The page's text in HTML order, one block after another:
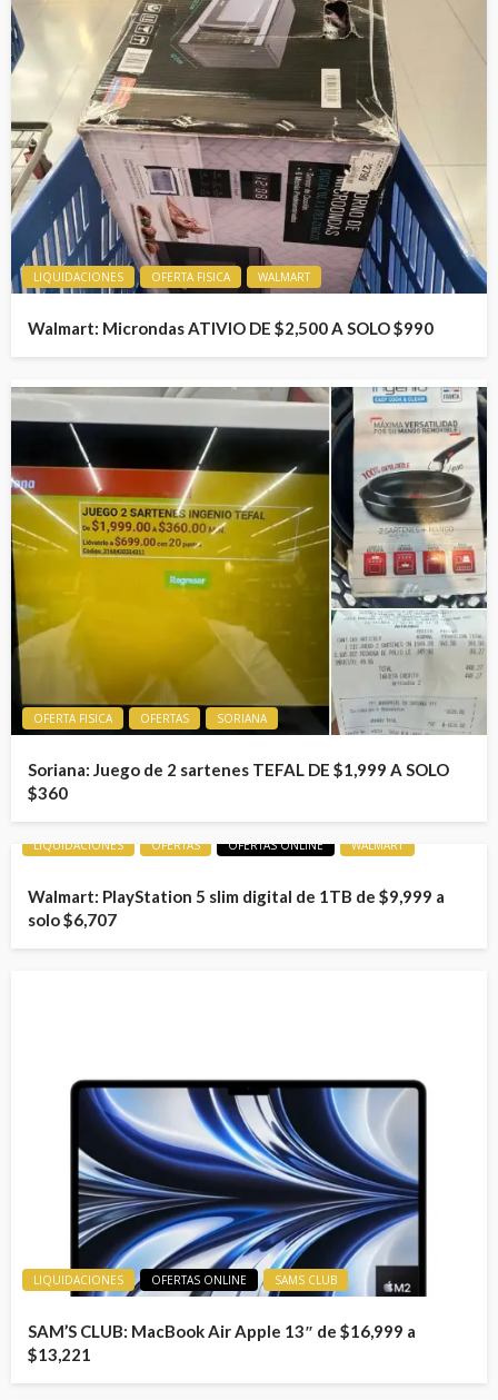
LIQUIDACIONES OFERTA FISICA WALMART
Walmart: Microndas ATIVIO DE $2,500 A SOLO $990
OFERTA FISICA OFERTAS SORIANA
Soriana: Juego de 2 sartenes TEFAL DE $1,999 A SOLO
$360
LIQUIDACIONES OFERTAS OFERTAS ONLINE WALMART
Walmart: PlayStation 5 slim digital de 1TB de $9,999 a
solo $6,707
LIQUIDACIONES OFERTAS ONLINE SAMS CLUB
SAM’S CLUB: MacBook Air Apple 13″ de $16,999 a
$13,221